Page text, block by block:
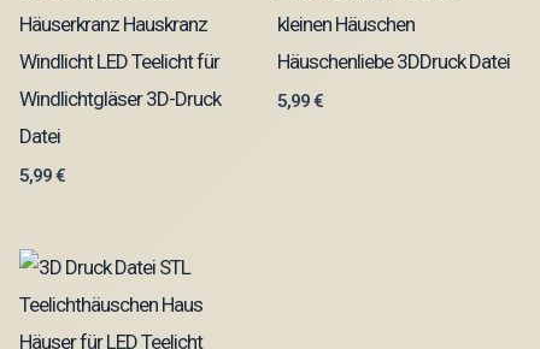
Häuserkranz Hauskranz
Windlicht LED Teelicht für
Windlichtgläser 3D-Druck
Datei
5,99€
kleinen Häuschen
Häuschenliebe 3DDruck Datei
5,99€